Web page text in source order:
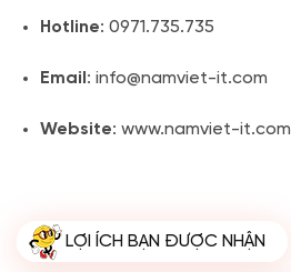
Hotline: 0971.735.735
Email : info@namviet-it.com
Website: www.namviet-it.com
LỢI ÍCH BẠN ĐƯỢC NHẬN